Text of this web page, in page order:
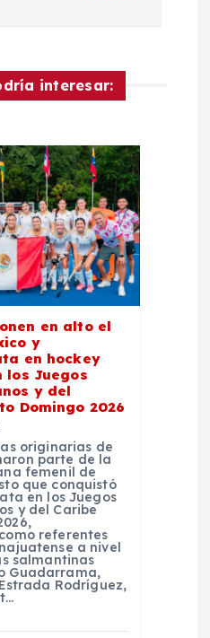
interesar:
en alto el
y
en hockey
los Juegos
y del
Domingo 2026
originarias de
parte de la
femenil de
que conquistó
en los Juegos
y del Caribe
referentes
a nivel
salmantinas
Guadarrama,
Rodríguez,